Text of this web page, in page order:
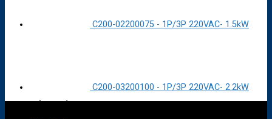
C200-02200075 - 1P/3P 220VAC- 1.5kW
C200-03200100 - 1P/3P 220VAC- 2.2kW